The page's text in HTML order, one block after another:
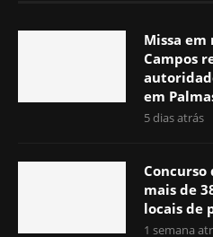
Missa
Campos
em
5 dias atrás
Concurso
mais de
locais de
1 semana